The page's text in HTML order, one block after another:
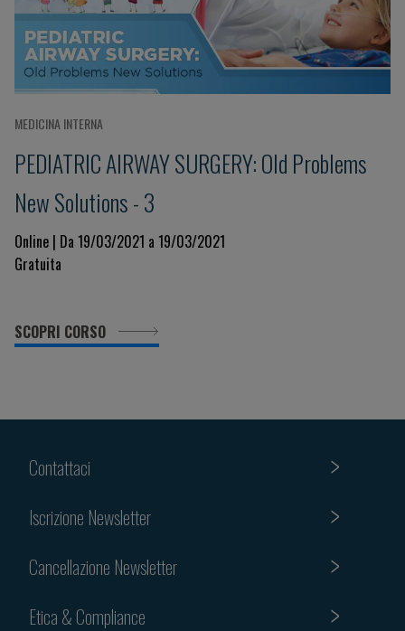
MEDICINA INTERNA
PEDIATRIC AIRWAY SURGERY: Old Problems
New Solutions - 3
Online | Da 19/03/2021 a 19/03/2021
Gratuita
SCOPRI CORSO
Contattaci
Iscrizione Newsletter
Cancellazione Newsletter
Etica & Compliance